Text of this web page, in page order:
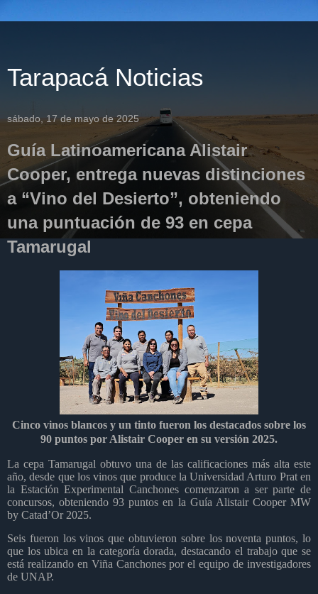
Tarapacá Noticias
sábado, 17 de mayo de 2025
Guía Latinoamericana Alistair
Cooper, entrega nuevas distinciones
a “Vino del Desierto”, obteniendo
una puntuación de 93 en cepa
Tamarugal
Cinco vinos blancos y un tinto fueron los destacados sobre los
90 puntos por Alistair Cooper en su versión 2025.
La cepa Tamarugal obtuvo una de las calificaciones más alta este
año, desde que los vinos que produce la Universidad Arturo Prat en
la Estación Experimental Canchones comenzaron a ser parte de
concursos, obteniendo 93 puntos en la Guía Alistair Cooper MW
by Catad’Or 2025.
Seis fueron los vinos que obtuvieron sobre los noventa puntos, lo
que los ubica en la categoría dorada, destacando el trabajo que se
está realizando en Viña Canchones por el equipo de investigadores
de UNAP.